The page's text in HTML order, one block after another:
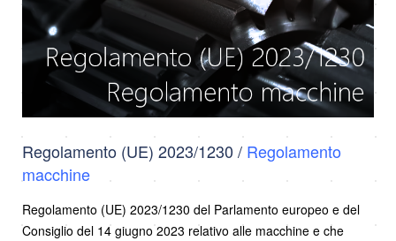
Regolamento (UE) 2023/1230 / Regolamento
macchine
Regolamento (UE) 2023/1230 del Parlamento europeo e del
Consiglio del 14 giugno 2023 relativo alle macchine e che